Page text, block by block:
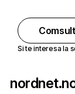
Si te interesa la